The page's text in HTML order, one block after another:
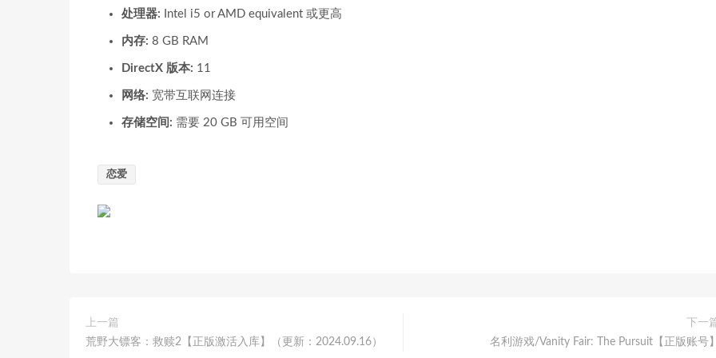
处理器: Intel i5 or AMD equivalent 或更高
内存: 8 GB RAM
DirectX 版本: 11
网络: 宽带互联网连接
存储空间: 需要 20 GB 可用空间
恋爱
上一篇
荒野大镖客：救赎2【正版激活入库】（更新：2024.09.16）
下一
名利游戏/Vanity Fair: The Pursuit【正版账号